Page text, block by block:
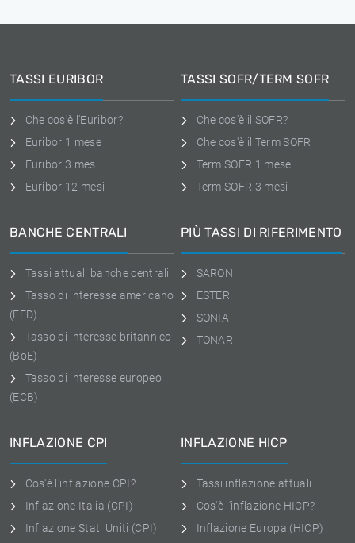
TASSI EURIBOR
Che cos'è l'Euribor?
Euribor 1 mese
Euribor 3 mesi
Euribor 12 mesi
TASSI SOFR/TERM SOFR
Che cos'è il SOFR?
Che cos'è il Term SOFR
Term SOFR 1 mese
Term SOFR 3 mesi
BANCHE CENTRALI
Tassi attuali banche centrali
Tasso di interesse americano
(FED)
Tasso di interesse britannico
(BoE)
Tasso di interesse europeo
(ECB)
PIÙ TASSI DI RIFERIMENTO
SARON
ESTER
SONIA
TONAR
INFLAZIONE CPI
Cos'è l'inflazione CPI?
Inflazione Italia (CPI)
Inflazione Stati Uniti (CPI)
INFLAZIONE HICP
Tassi inflazione attuali
Cos'è l'inflazione HICP?
Inflazione Europa (HICP)